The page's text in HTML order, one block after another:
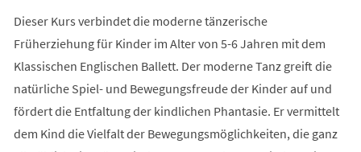
Dieser Kurs verbindet die moderne tänzerische
Früherziehung für Kinder im Alter von 5-6 Jahren mit dem
Klassischen Englischen Ballett. Der moderne Tanz greift die
natürliche Spiel- und Bewegungsfreude der Kinder auf und
fördert die Entfaltung der kindlichen Phantasie. Er vermittelt
dem Kind die Vielfalt der Bewegungsmöglichkeiten, die ganz